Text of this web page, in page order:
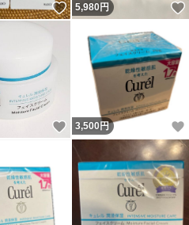
いいね！
5,980円
いいね！
3,500 円